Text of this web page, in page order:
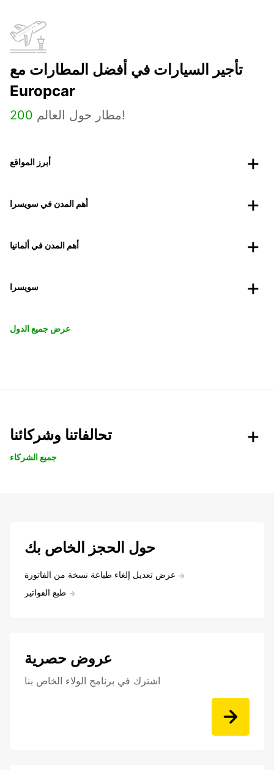
تأجير السيارات في أفضل المطارات مع
Europcar
200 مطار حول العالم!
أبرز المواقع
أهم المدن في سويسرا
أهم المدن في ألمانيا
سويسرا
عرض جميع الدول
تحالفاتنا وشركائنا
جميع الشركاء
حول الحجز الخاص بك
عرض تعديل إلغاء طباعة نسخة من الفاتورة
طبع الفواتير
عروض حصرية
اشترك في برنامج الولاء الخاص بنا